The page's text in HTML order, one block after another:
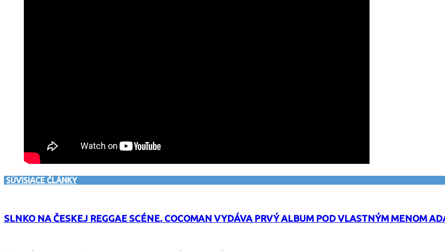
SÚVISIACE ČLÁNKY
SLNKO NA ČESKEJ REGGAE SCÉNE. COCOMAN VYDÁVA PRVÝ ALBUM POD VLASTNÝM MENOM